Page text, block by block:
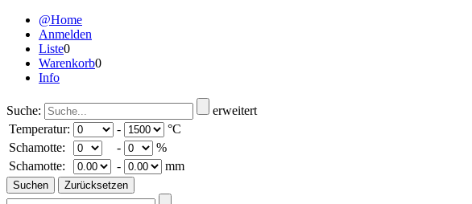
@Home
Anmelden
Liste0
Warenkorb0
Info
Suche:
erweitert
Temperatur:
-
°C
Schamotte:
-
%
Schamotte:
- mm